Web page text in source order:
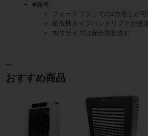
■備考:
フォークリフトでの2方差しが可
超低床タイプハンドリフトが使
内寸サイズは嵌合突起含む
おすすめ商品